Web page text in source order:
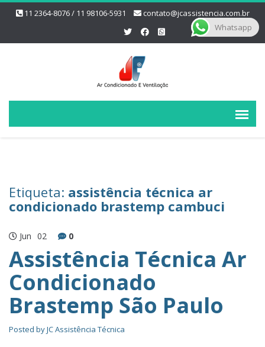
11 2364-8076 / 11 98106-5931 contato@jcassistencia.com.br
Etiqueta: assistência técnica ar
condicionado brastemp cambuci
Jun 02 0
Assistência Técnica Ar
Condicionado
Brastemp São Paulo
Posted byJC Assistência Técnica
Whatsapp